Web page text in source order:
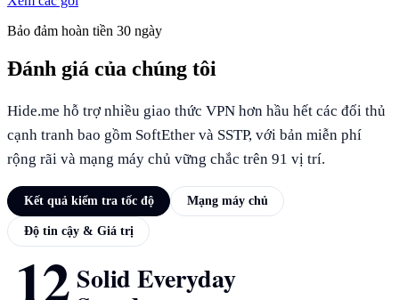
Bảo đảm hoàn tiền 30 ngày
Đánh giá của chúng tôi
Hide.me hỗ trợ nhiều giao thức VPN hơn hầu hết các đối thủ
cạnh tranh bao gồm SoftEther và SSTP, với bản miễn phí
rộng rãi và mạng máy chủ vững chắc trên 91 vị trí.
Kết quả kiểm tra tốc độ Mạng máy chủ
Độ tin cậy & Giá trị
KẾT QUẢ KIỂM TRA TỐC ĐỘ
12 Solid Everyday